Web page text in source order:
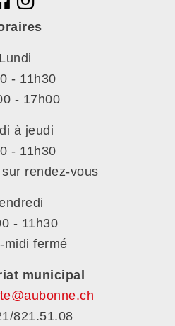
Lundi
- 11h30
- 17h00
à jeudi
- 11h30
rendez-vous
- 11h30
midi fermé
municipal
821.51.08